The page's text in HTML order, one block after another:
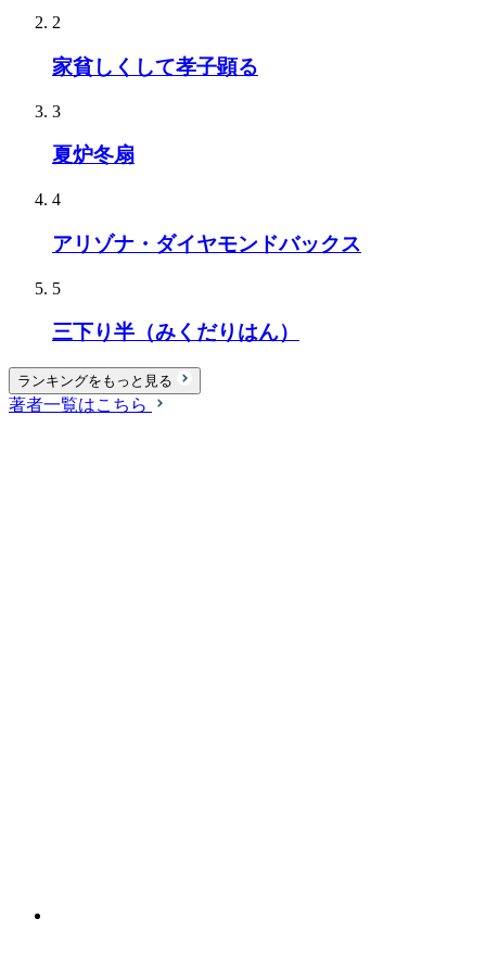
2
家貧しくして孝子顕る
3
夏炉冬扇
4
アリゾナ・ダイヤモンドバックス
5
三下り半（みくだりはん）
ランキングをもっと見る
著者一覧はこちら